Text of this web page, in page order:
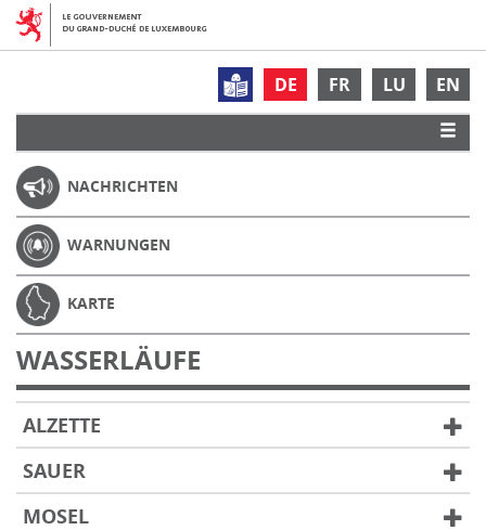
DE FR LU EN
NACHRICHTEN
WARNUNGEN
KARTE
WASSERLÄUFE
ALZETTE
SAUER
MOSEL